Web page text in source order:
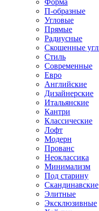
Форма
П-образные
Угловые
Прямые
Радиусные
Скошенные
Стиль
Современные
Евро
Английские
Дизайнерские
Итальянские
Кантри
Классические
Лофт
Модерн
Прованс
Неоклассика
Минимализм
Под старину
Скандинавские
Элитные
Эксклюзивные